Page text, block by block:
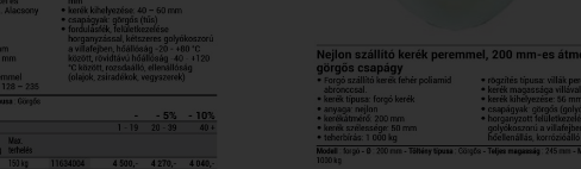
Ezt a teljesítmény javítására használjuk. Minden információ összesítve van, tehát
névtelen.
Funkcionalitás:Ezek a sütik lehetővé teszik a webhely számára, hogy
továbbfejlesztett funkciókat és személyes beállításokat biztosítson. Pl. betűméret